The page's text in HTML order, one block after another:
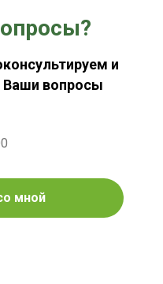
и
вопросы
мной